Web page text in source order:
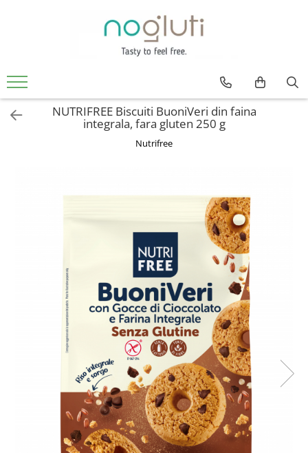
Biscuiti fara gluten
Cereale fara gluten
Faina fara glutenNUTRIFREE Biscuiti BuoniVeri din faina
integrala, fara gluten 250 g
Nutrifree